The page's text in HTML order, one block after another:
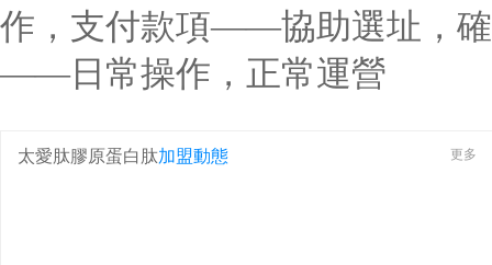
作，支付款項——協助選址，
——日常操作，正常運營
太愛肽膠原蛋白肽加盟動態 更多